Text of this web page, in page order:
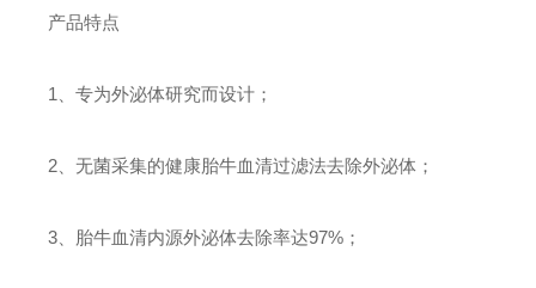
产品特点
1 、专为外泌体研究而设计；
2 、无菌采集的健康胎牛血清过滤法去除外泌体；
3 、胎牛血清内源外泌体去除率达97% ；